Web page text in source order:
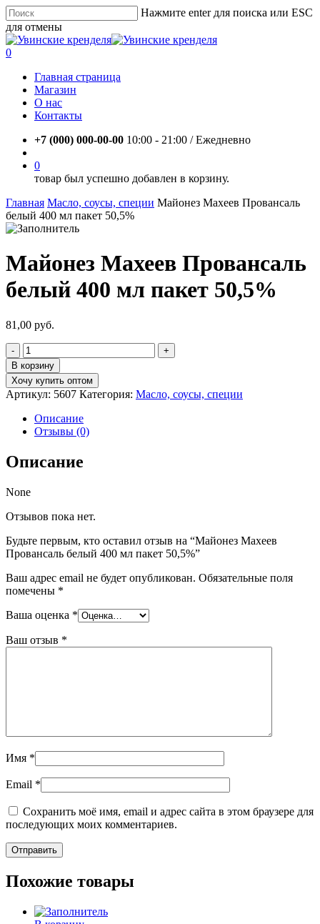
Skip
to
main
content
Нажмите enter для поиска или ESC
для отмены
Close
Search
account
0
Главная страница
Магазин
О нас
Контакты
+7 (000) 000-00-00 10:00 - 21:00 / Eжедневно
0
товар был успешно добавлен в корзину.
Главная Масло, соусы, специи Майонез Махеев Провансаль
белый 400 мл пакет 50,5%
Майонез Махеев Провансаль
белый 400 мл пакет 50,5%
81,00 руб.
Количество
товара
Майонез
Махеев
Провансаль
белый
400
мл
50,5%
В корзину
Хочу купить оптом
Артикул: 5607 Категория: Масло, соусы, специи
Описание
Отзывы (0)
Описание
None
Отзывов пока нет.
Будьте первым, кто оставил отзыв на “Майонез Махеев
Провансаль белый 400 мл пакет 50,5%”
Ваш адрес email не будет опубликован. Обязательные поля
помечены *
Ваша оценка *
Ваш отзыв *
Имя *
Email *
Сохранить моё имя, email и адрес сайта в этом браузере для
последующих моих комментариев.
Похожие товары